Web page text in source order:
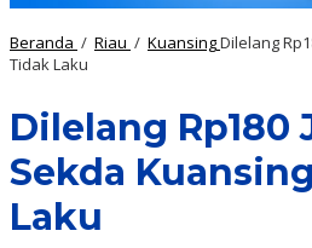
Beranda / Riau / KuansingDilelang
Tidak Laku
Dilelang Rp180
Sekda
Laku